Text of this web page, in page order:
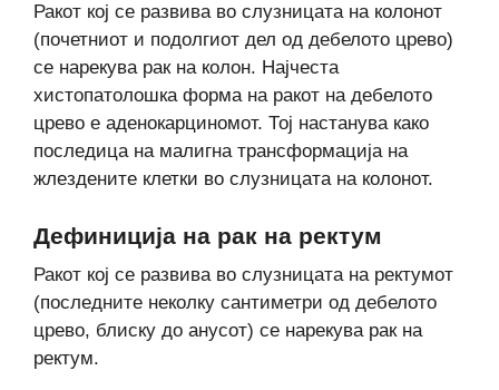
Ракот кој се развива во слузницата на колонот
(почетниот и подолгиот дел од дебелото црево)
се нарекува рак на колон. Најчеста
хистопатолошка форма на ракот на дебелото
црево е аденокарциномот. Тој настанува како
последица на малигна трансформација на
жлездените клетки во слузницата на колонот.
Дефиниција на рак на ректум
Ракот кој се развива во слузницата на ректумот
(последните неколку сантиметри од дебелото
црево, блиску до анусот) се нарекува рак на
ректум.